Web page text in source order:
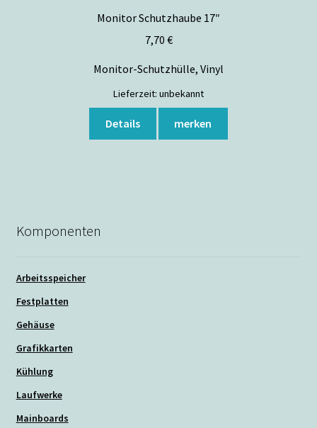
Monitor Schutzhaube 17″
7,70 €
Monitor-Schutzhülle, Vinyl
Lieferzeit: unbekannt
Details merken
Komponenten
Arbeitsspeicher
Festplatten
Gehäuse
Grafikkarten
Kühlung
Laufwerke
Mainboards